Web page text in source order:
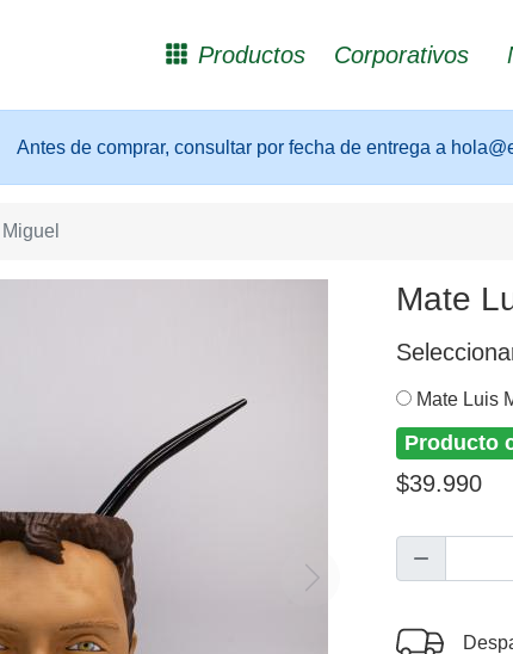
Productos Corporativos
Antes de comprar, consultar por fecha de entrega a
Next
Mate
Mate Luis
Producto
$39.990